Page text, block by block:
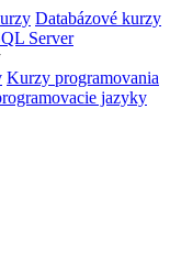
Databázové kurzy
Server
Kurzy programovania
jazyky